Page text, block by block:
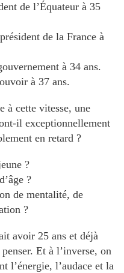
de l’Équateur à 35
de la France à
à 34 ans.
à 37 ans.
à cette vitesse, une
il exceptionnellement
en retard ?
?
?
de mentalité, de
?
avoir 25 ans et déjà
Et à l’inverse, on
l’énergie, l’audace et la